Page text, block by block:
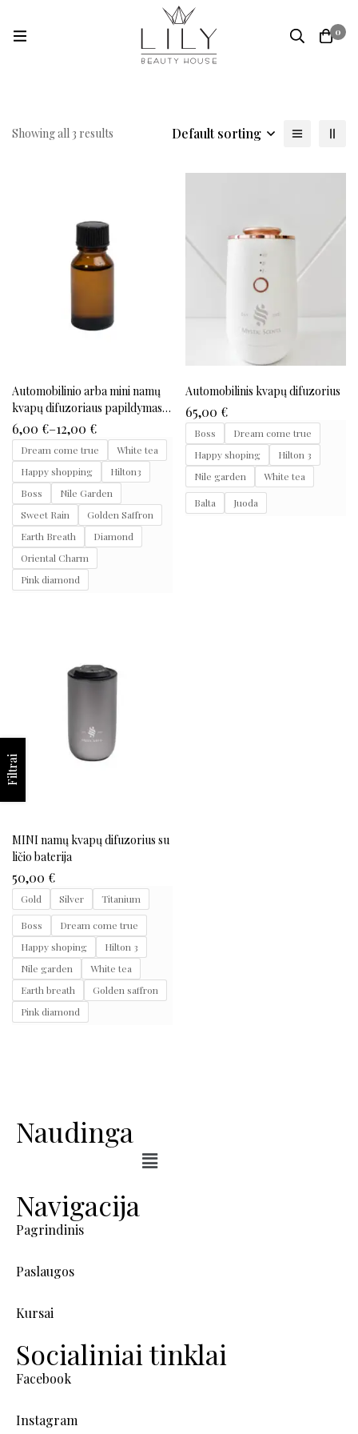
0
Filtrai
Showing all 3 results Default sorting
Automobilinio arba mini namų
kvapų difuzoriaus papildymas
15ml
6,00 €–12,00 €
Dream come true
White tea
Happy shopping
Hilton3
Boss
Nile Garden
Sweet Rain
Golden Saffron
Earth Breath
Diamond
Oriental Charm
Pink diamond
Automobilinis kvapų difuzorius
65,00 €
Boss
Dream come true
Happy shoping
Hilton 3
Nile garden
White tea
Balta Juoda
MINI namų kvapų difuzorius su
ličio baterija
50,00 €
Gold Silver Titanium
Boss
Dream come true
Happy shoping
Hilton 3
Nile garden
White tea
Earth breath
Golden saffron
Pink diamond
Naudinga
Navigacija
Pagrindinis
Paslaugos
Kursai
Socialiniai tinklai
Facebook
Instagram